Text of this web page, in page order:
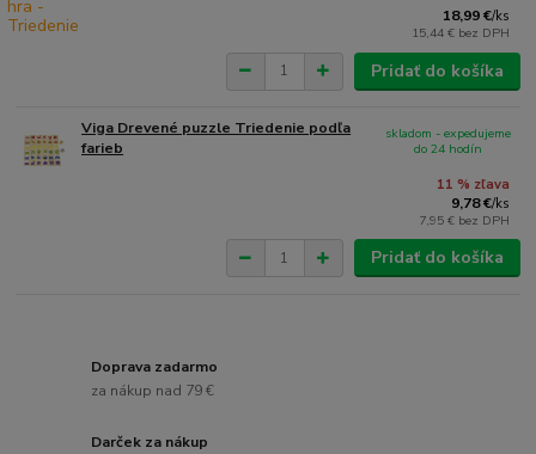
18,99 €/ks
15,44 € bez DPH
Pridať do košíka
Viga Drevené puzzle Triedenie podľa
farieb
11 % zľava
9,78 €/ks
7,95 € bez DPH
skladom - expedujeme
do 24 hodín
Pridať do košíka
Doprava zadarmo
za nákup nad 79 €
Darček za nákup